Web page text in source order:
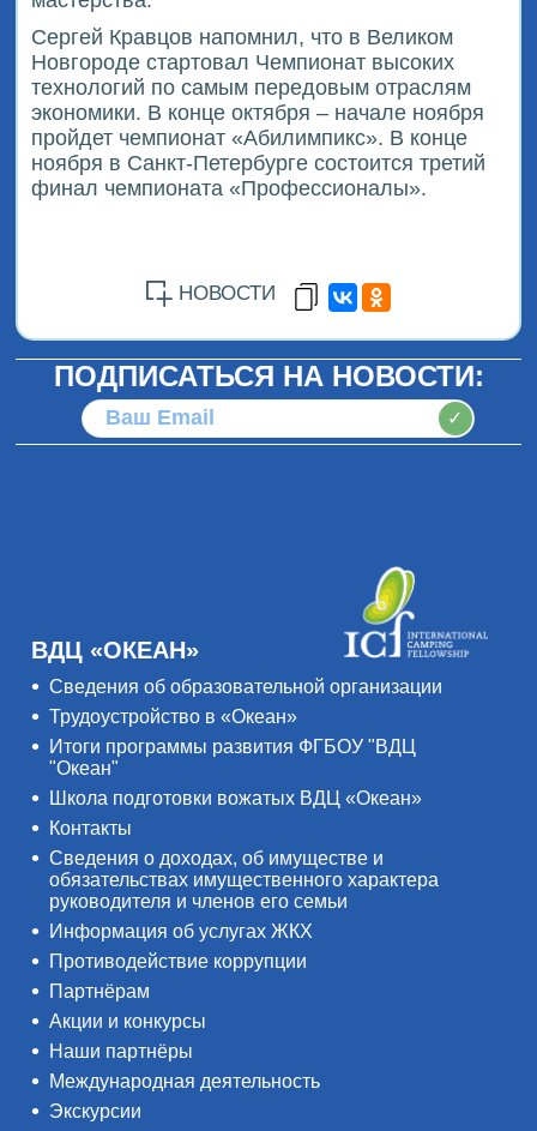
Сергей Кравцов напомнил, что в Великом
Новгороде стартовал Чемпионат высоких
технологий по самым передовым отраслям
экономики. В конце октября – начале ноября
пройдет чемпионат «Абилимпикс». В конце
ноября в Санкт-Петербурге состоится третий
финал чемпионата «Профессионалы».
НОВОСТИ
ПОДПИСАТЬСЯ НА НОВОСТИ:
✓
ВДЦ «ОКЕАН»
Сведения об образовательной организации
Трудоустройство в «Океан»
Итоги программы развития ФГБОУ "ВДЦ
"Океан"
Школа подготовки вожатых ВДЦ «Океан»
Контакты
Сведения о доходах, об имуществе и
обязательствах имущественного характера
руководителя и членов его семьи
Информация об услугах ЖКХ
Противодействие коррупции
Партнёрам
Акции и конкурсы
Наши партнёры
Международная деятельность
Экскурсии